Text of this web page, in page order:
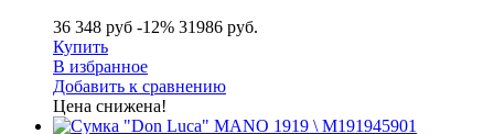
36 348 руб -12% 31986 руб.
Купить
В избранное
Добавить к сравнению
Цена снижена!